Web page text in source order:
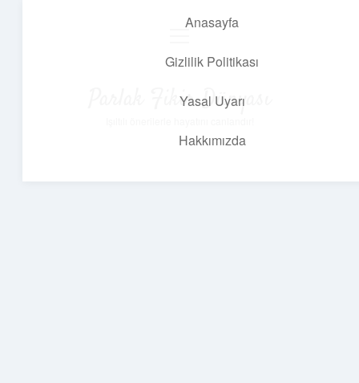
Anasayfa
Gizlilik Politikası
Yasal Uyarı
Hakkımızda
Parlak Fikir Dünyası